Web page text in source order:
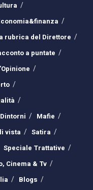
rubrica del Direttore
a puntate
Mafie
vista
Satira
Speciale Trattative
Cinema & Tv
Blogs